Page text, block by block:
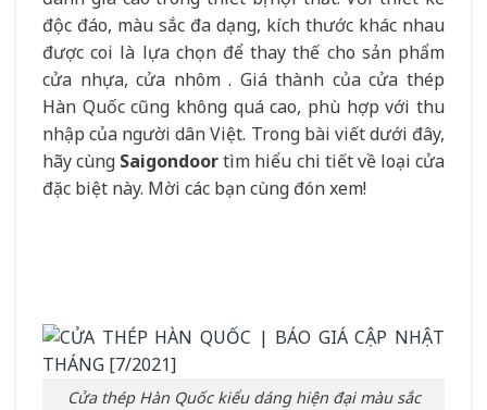
độc đáo, màu sắc đa dạng, kích thước khác nhau
được coi là lựa chọn để thay thế cho sản phẩm
cửa nhựa, cửa nhôm . Giá thành của cửa thép
Hàn Quốc cũng không quá cao, phù hợp với thu
nhập của người dân Việt. Trong bài viết dưới đây,
hãy cùng Saigondoortìm hiểu chi tiết về loại cửa
đặc biệt này. Mời các bạn cùng đón xem!
Cửa thép Hàn Quốc kiểu dáng hiện đại màu sắc